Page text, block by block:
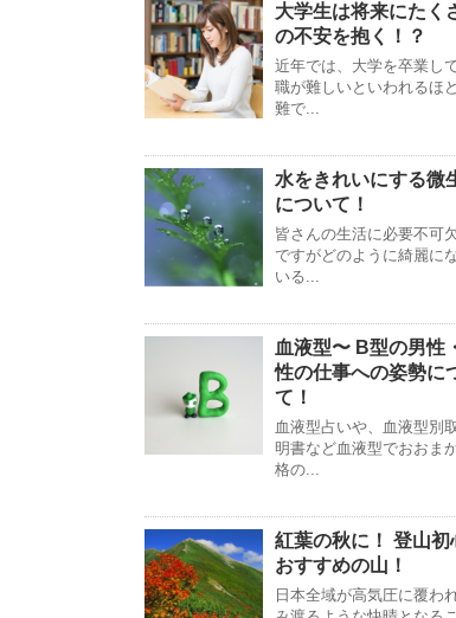
大学生は将来にたく
の不安を抱く！？
近年では、大学を卒業し
職が難しいといわれるほ
難で...
水をきれいにする微
について！
皆さんの生活に必要不可
ですがどのように綺麗に
いる...
血液型〜 B型の男性
性の仕事への姿勢に
て！
血液型占いや、血液型別
明書など血液型でおおま
格の...
紅葉の秋に！ 登山初
おすすめの山！
日本全域が高気圧に覆わ